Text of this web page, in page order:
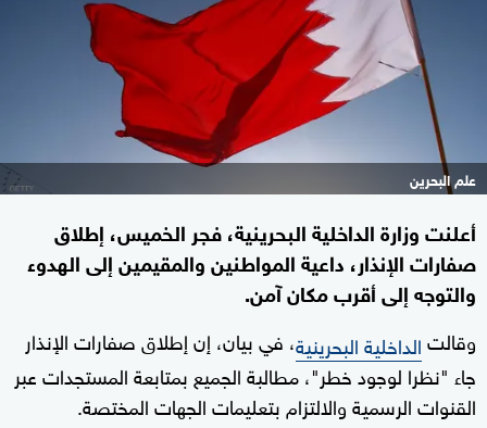
علم البحرين
أعلنت وزارة الداخلية البحرينية، فجر الخميس، إطلاق
صفارات الإنذار، داعية المواطنين والمقيمين إلى الهدوء
والتوجه إلى أقرب مكان آمن.
وقالتالداخلية البحرينية، في بيان، إن إطلاق صفارات الإنذار
جاء "نظرا لوجود خطر"، مطالبة الجميع بمتابعة المستجدات عبر
القنوات الرسمية والالتزام بتعليمات الجهات المختصة.